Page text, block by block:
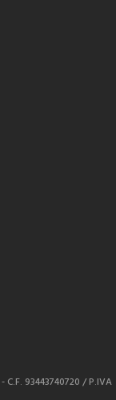
- C.F. 93443740720 / P.IVA